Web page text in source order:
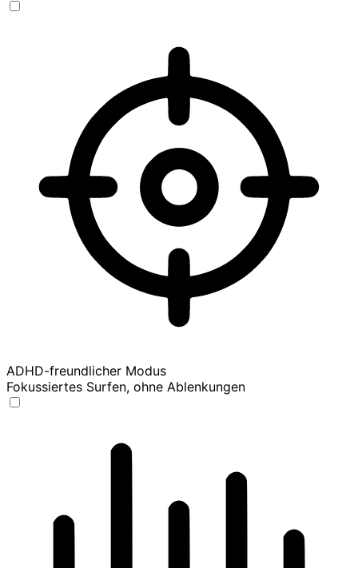
ADHD-freundlicher Modus
Fokussiertes Surfen, ohne Ablenkungen